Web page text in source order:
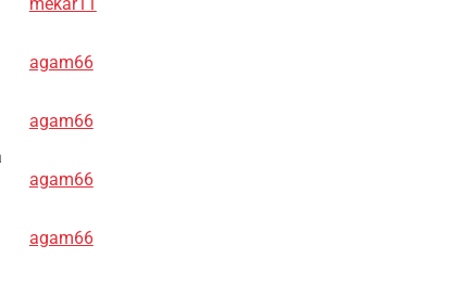
agam66
agam66
agam66
agam66